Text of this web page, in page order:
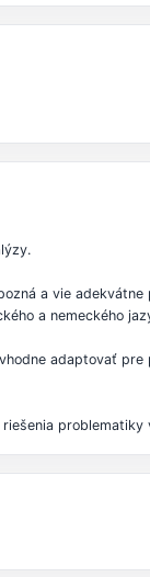
a vie
a nemeckého
adaptovať